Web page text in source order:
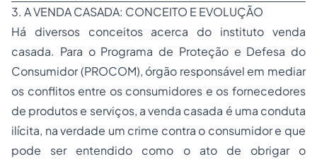
3. A VENDA CASADA: CONCEITO E EVOLUÇÃO
Há diversos conceitos acerca do instituto venda
casada. Para o Programa de Proteção e Defesa do
Consumidor (PROCOM), órgão responsável em mediar
os conflitos entre os consumidores e os fornecedores
de produtos e serviços, a venda casada é uma conduta
ilícita, na verdade um crime contra o consumidor e que
pode ser entendido como o ato de obrigar o